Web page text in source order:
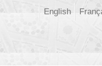
English